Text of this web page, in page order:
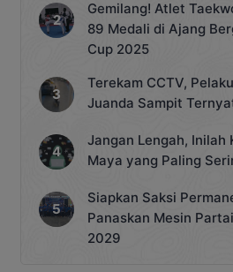
Gemilang! Atlet
89 Medali di Ajang
Cup 2025
Terekam CCTV,
Juanda Sampit
Jangan Lengah, Inilah
Maya yang Paling
Siapkan Saksi
Panaskan Mesin
2029